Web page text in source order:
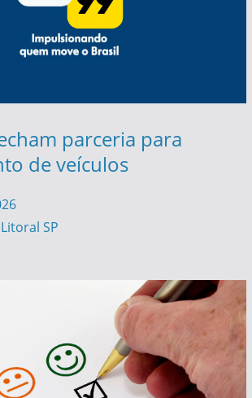
parceria para
de veículos
SP